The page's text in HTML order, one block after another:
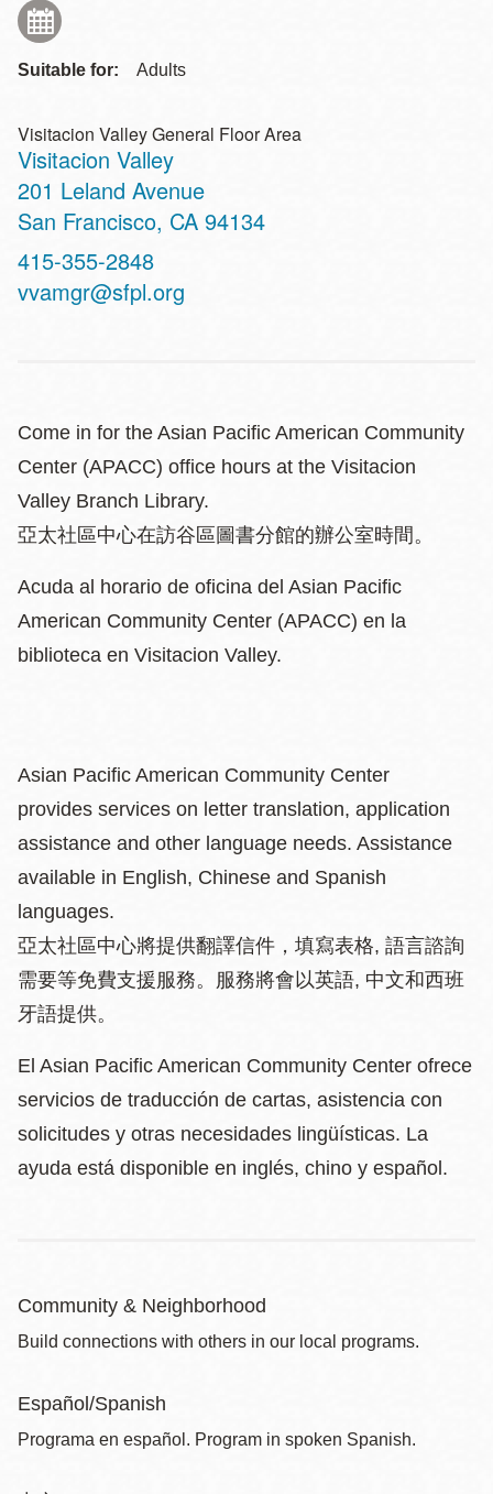
Suitable for: Adults
Visitacion Valley General Floor Area
Visitacion Valley
Address
201 Leland Avenue
San Francisco, CA 94134
Contact
Telephone
415-355-2848
vvamgr@sfpl.org
Come in for the Asian Pacific American Community
Center (APACC) office hours at the Visitacion
Valley Branch Library.
亞太社區中心在訪谷區圖書分館的辦公室時間。
Acuda al horario de oficina del Asian Pacific
American Community Center (APACC) en la
biblioteca en Visitacion Valley.
Asian Pacific American Community Center
provides services on letter translation, application
assistance and other language needs. Assistance
available in English, Chinese and Spanish
languages.
亞太社區中心將提供翻譯信件，填寫表格, 語言諮詢
需要等免費支援服務。服務將會以英語, 中文和西班
牙語提供。
El Asian Pacific American Community Center ofrece
servicios de traducción de cartas, asistencia con
solicitudes y otras necesidades lingüísticas. La
ayuda está disponible en inglés, chino y español.
Community & Neighborhood
Build connections with others in our local programs.
Español/Spanish
Programa en español. Program in spoken Spanish.